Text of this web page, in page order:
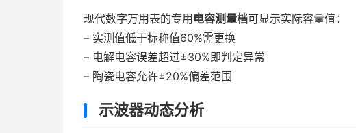
现代数字万用表的专用 电容测量档可显示实际容量值：
– 实测值低于标称值60%需更换
– 电解电容误差超过±30%即判定异常
– 陶瓷电容允许±20%偏差范围
示波器动态分析